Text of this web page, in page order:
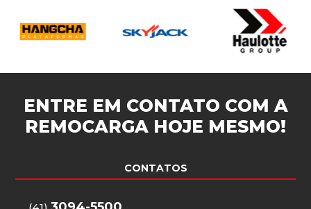
ENTRE EM CONTATO COM A
REMOCARGA HOJE MESMO!
CONTATOS